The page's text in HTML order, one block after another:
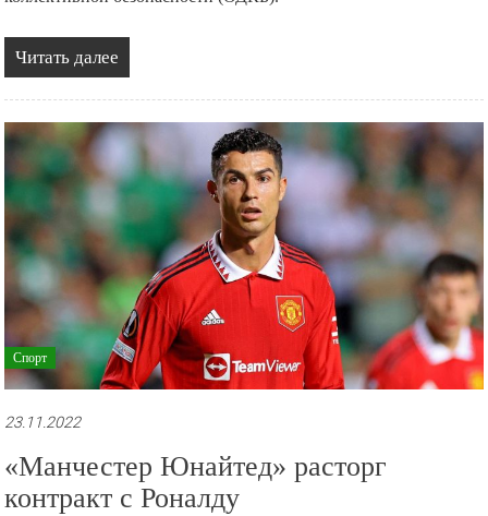
Читать далее
Спорт
23.11.2022
«Манчестер Юнайтед» расторг
контракт с Роналду